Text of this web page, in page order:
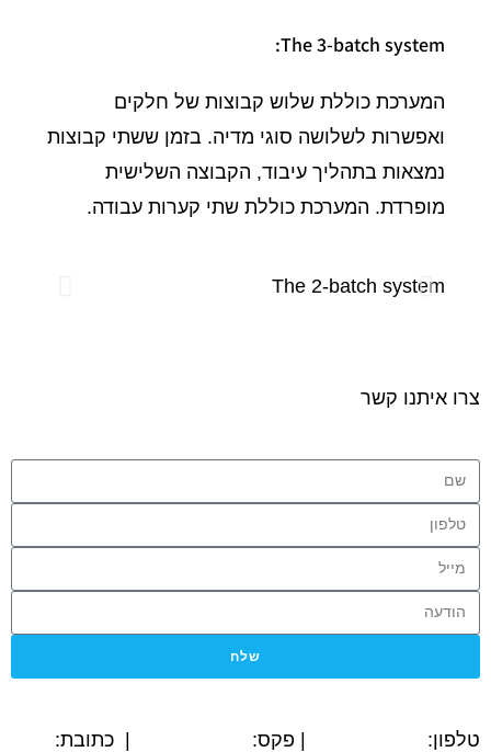
The 3-batch system:
המערכת כוללת שלוש קבוצות של חלקים
ואפשרות לשלושה סוגי מדיה. בזמן ששתי קבוצות
נמצאות בתהליך עיבוד, הקבוצה השלישית
מופרדת. המערכת כוללת שתי קערות עבודה.
The 2-batch system
צרו איתנו קשר
שלח
טלפון: | פקס:
| כתובת: